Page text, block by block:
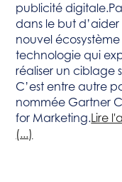
publicité
dans le but
nouvel
technologie qui
réaliser un ciblage
C’est entre autre
nommée Gartner
for Marketing.Lire
(...)